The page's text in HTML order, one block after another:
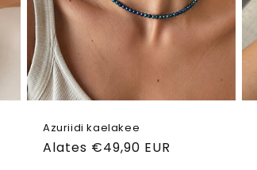
Azuriidi kaelakee
Tavahind
Alates €49,90 EUR